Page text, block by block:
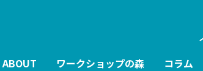
ABOUT ワークショップの森 コラム